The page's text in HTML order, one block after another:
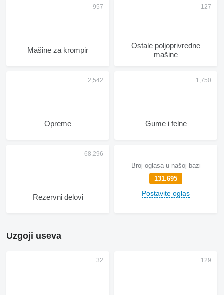
Mašine za krompir
Ostale poljoprivredne
mašine
Opreme Gume i felne
Rezervni delovi
Broj oglasa u našoj bazi
131.695
Postavite oglas
Uzgoji useva